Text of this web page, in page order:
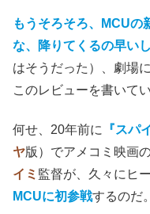
もうそろそろ、MCU
な、降りてくるの早いし
はそうだった）、劇場
このレビューを書いてい
何せ、20年前に 『スパ
ヤ版）でアメコミ映画
イミ 監督が、久々にヒ
MCUに初参戦するのだ。